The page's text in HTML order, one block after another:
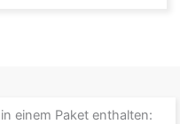
einem Paket enthalten: